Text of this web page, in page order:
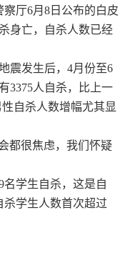
察厅6月 8 日公布的白皮
杀身亡，自杀人数已经
震发生后， 4月份至6
3375人自杀，比上一
自杀人数增幅尤其显
都很焦虑，我们怀疑
名学生自杀， 这是自
杀学生人数首次超过